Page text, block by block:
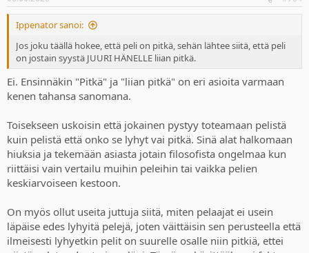
s
:
Ippenator sanoi:
Jos joku täällä hokee, että peli on pitkä, sehän lähtee siitä, että peli
on jostain syystä JUURI HÄNELLE liian pitkä.
Ei. Ensinnäkin "Pitkä" ja "liian pitkä" on eri asioita varmaan
kenen tahansa sanomana.
Toisekseen uskoisin että jokainen pystyy toteamaan pelistä
kuin pelistä että onko se lyhyt vai pitkä. Sinä alat halkomaan
hiuksia ja tekemään asiasta jotain filosofista ongelmaa kun
riittäisi vain vertailu muihin peleihin tai vaikka pelien
keskiarvoiseen kestoon.
On myös ollut useita juttuja siitä, miten pelaajat ei usein
läpäise edes lyhyitä pelejä, joten väittäisin sen perusteella että
ilmeisesti lyhyetkin pelit on suurelle osalle niin pitkiä, ettei